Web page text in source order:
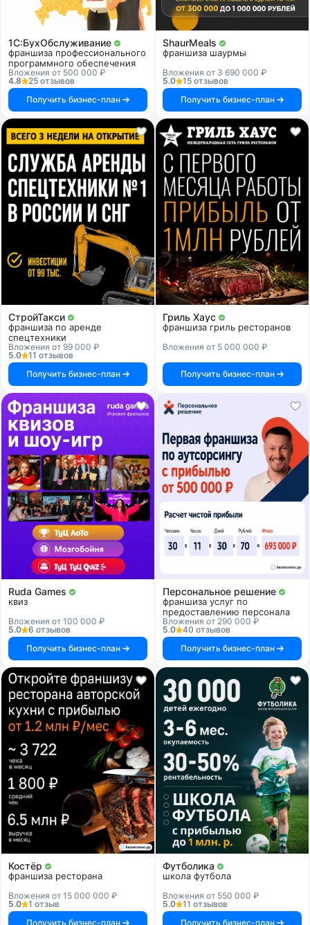
1C:БухОбслуживание
франшиза профессионального
программного обеспечения
Вложения от 500 000 ₽
4.8
25 отзывов
Получить бизнес-план
ShaurMeals
франшиза шаурмы
Вложения от 3 690 000 ₽
5.0
15 отзывов
Получить бизнес-план
СтройТакси
франшиза по аренде
спецтехники
Вложения от 99 000 ₽
5.0
11 отзывов
Получить бизнес-план
Гриль Хаус
франшиза гриль ресторанов
Вложения от 5 000 000 ₽
Получить бизнес-план
Ruda Games
квиз
Вложения от 100 000 ₽
5.0
6 отзывов
Получить бизнес-план
Персональное решение
франшиза услуг по
предоставлению персонала
Вложения от 290 000 ₽
5.0
40 отзывов
Получить бизнес-план
Костёр
франшиза ресторана
Вложения от 15 000 000 ₽
5.0
1 отзыв
Получить бизнес-план
Футболика
школа футбола
Вложения от 550 000 ₽
5.0
11 отзывов
Получить бизнес-план